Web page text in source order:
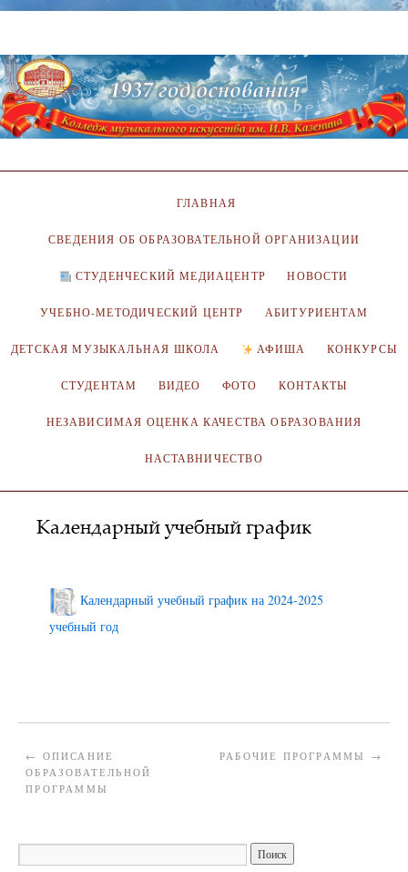
ГЛАВНАЯ
СВЕДЕНИЯ ОБ ОБРАЗОВАТЕЛЬНОЙ ОРГАНИЗАЦИИ
СТУДЕНЧЕСКИЙ МЕДИАЦЕНТР НОВОСТИ
УЧЕБНО-МЕТОДИЧЕСКИЙ ЦЕНТР АБИТУРИЕНТАМ
ДЕТСКАЯ МУЗЫКАЛЬНАЯ ШКОЛА АФИША КОНКУРСЫ
СТУДЕНТАМ ВИДЕО ФОТО КОНТАКТЫ
НЕЗАВИСИМАЯ ОЦЕНКА КАЧЕСТВА ОБРАЗОВАНИЯ
НАСТАВНИЧЕСТВО
Календарный учебный график
Календарный учебный график на 2024-2025
учебный год
← ОПИСАНИЕ
ОБРАЗОВАТЕЛЬНОЙ
ПРОГРАММЫ
РАБОЧИЕ ПРОГРАММЫ →